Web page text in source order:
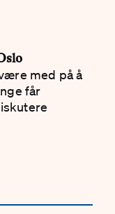
med på å
får